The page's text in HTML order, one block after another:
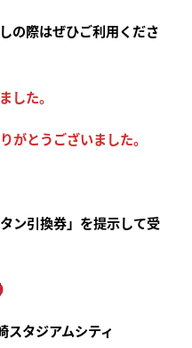
の際はぜひご利用くださ
した。
がとうございました。
ン引換券」を提示して受
スタジアムシティ